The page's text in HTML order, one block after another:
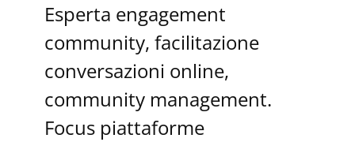
Esperta engagement
community, facilitazione
conversazioni online,
community management.
Focus piattaforme